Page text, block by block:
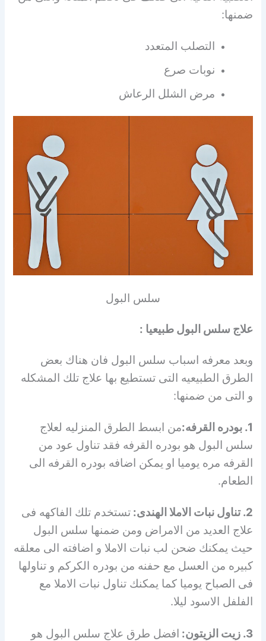
ضمنها:
التصلب المتعدد
نوبات صرع
مرض الشلل الرعاش
سلس البول
علاج سلس البول طبيعيا :
وبعد معرفه اسباب سلس البول فان هناك بعض
الطرق الطبيعيه التى تستطيع بها علاج تلك المشكله
و التى من ضمنها:
1. بودره القرفه:
من ابسط الطرق المنزليه لعلاج
سلس البول هو بودره القرفه فقد تناول عود من
القرفه مره يوميا او يمكن اضافه بودره القرفه الى
الطعام.
2. تناول نبات الاملا الهندى:
تستخدم تلك الفاكهه فى
علاج العديد من الامراض ومن ضمنها سلس البول
حيث يمكنك ضحن لب نبات الاملا و اضافته الى معلقه
كبيره من العسل مع حفنه من بودره الكركم و تناولها
فى الصباح يوميا كما يمكنك تناول نبات الاملا مع
الفلفل الاسود ليلا.
3. زيت الزيتون:
افضل طرق علاج سلس البول هو